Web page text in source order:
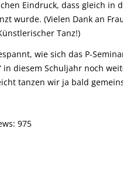
Eindruck, dass gleich in
wurde. (Vielen Dank an
Tanz!)
wie sich das P-
in diesem Schuljahr noch
tanzen wir ja bald
975